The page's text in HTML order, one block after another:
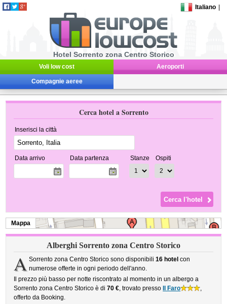
Italiano
Hotel Sorrento zona Centro Storico
Voli low cost Aeroporti
Compagnie aeree
Cerca hotel a Sorrento
Inserisci la città
Data arrivo Data partenza Stanze Ospiti
Mappa
Alberghi Sorrento zona Centro Storico
A Sorrento zona Centro Storico sono disponibili 16 hotel con
numerose offerte in ogni periodo dell'anno.
Il prezzo più basso per notte riscontrato al momento in un albergo a
Sorrento zona Centro Storico è di70 €, trovato presso Il Faro
,
offerto da Booking.